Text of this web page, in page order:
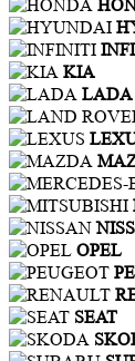
KIA
LADA
OPEL
SEAT